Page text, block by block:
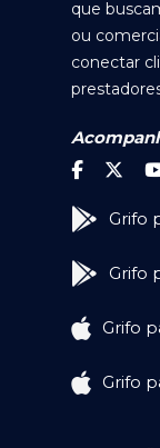
que
ou
conectar
Grifo
Grifo
Grifo
Grifo